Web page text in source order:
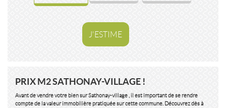
J'ESTIME
PRIX M2 SATHONAY-VILLAGE !
Avant de vendre votre bien sur Sathonay-village , il est important de se rendre
compte de la valeur immobilière pratiquée sur cette commune. Découvrez dès à